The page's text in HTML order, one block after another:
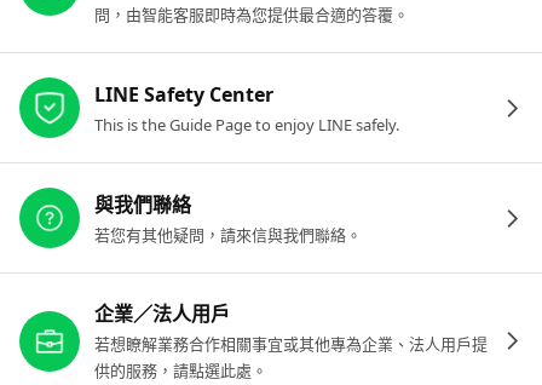
問，由智能客服即時為您提供最合適的答覆。
LINE Safety Center
This is the Guide Page to enjoy LINE safely.
與我們聯絡
若您有其他疑問，請來信與我們聯絡。
企業／法人用戶
若想瞭解業務合作相關事宜或其他專為企業、法人用戶提
供的服務，請點選此處。